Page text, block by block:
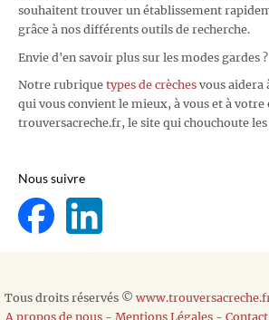
souhaitent trouver un établissement
grâce à nos différents outils de recherche.
Envie d'en savoir plus sur les modes gardes ?
Notre rubrique types de crèches vous aidera
qui vous convient le mieux, à vous et à votre
trouversacreche.fr, le site qui chouchoute les
Nous suivre
Tous droits réservés ©
A propos de nous- Mentions Légales- Contact